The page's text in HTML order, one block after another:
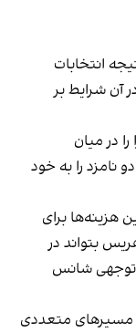
انتخابات
آن شرایط بر
را در میان
نامزد را به خود
هزینه‌ها برای
بتواند در
توجهی شانس
مسیرهای متعددی